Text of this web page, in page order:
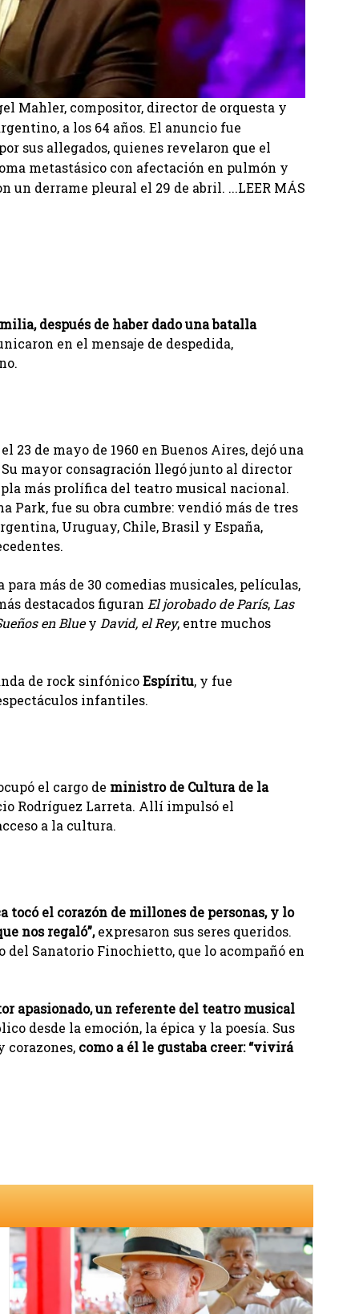
Mahler, compositor, director de orquesta y
a los 64 años. El anuncio fue
sus allegados, quienes revelaron que el
metastásico con afectación en pulmón y
un derrame pleural el 29 de abril. ...LEER MÁS
después de haber dado una batalla
en el mensaje de despedida,
de mayo de 1960 en Buenos Aires, dejó una
mayor consagración llegó junto al director
más prolífica del teatro musical nacional.
Park, fue su obra cumbre: vendió más de tres
Uruguay, Chile, Brasil y España,
más de 30 comedias musicales, películas,
destacados figuran El jorobado de París, Las
en Bluey David, el Rey, entre muchos
de rock sinfónicoEspíritu, y fue
infantiles.
el cargo de ministro de Cultura de la
Rodríguez Larreta. Allí impulsó el
a la cultura.
tocó el corazón de millones de personas, y lo
nos regaló”,expresaron sus seres queridos.
Sanatorio Finochietto, que lo acompañó en
apasionado, un referente del teatro musical
desde la emoción, la épica y la poesía. Sus
corazones, como a él le gustaba creer: “vivirá